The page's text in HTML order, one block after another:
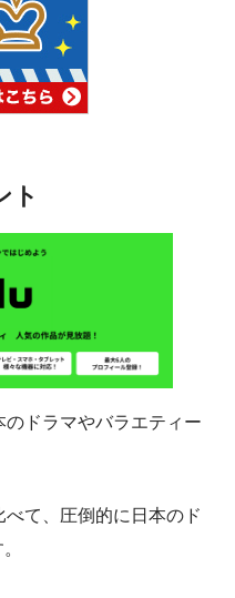
ト
ドラマやバラエティー
て、圧倒的に日本のド